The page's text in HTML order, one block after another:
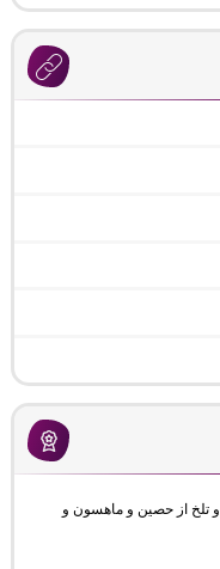
و تلخ از حصین و ماهسون و